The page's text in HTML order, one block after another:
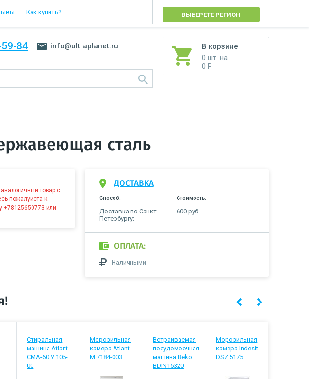
Как купить?
ВЫБЕРЕТЕ РЕГИОН
В корзине
0 шт. на
0 Р
84 info@ultraplanet.ru
сталь
товар с
пожалуйста к
или
ДОСТАВКА
Способ: Стоимость:
Доставка по Санкт-
Петербургу:
600 руб.
ОПЛАТА:
Наличными
Стиральная
машина Atlant
СМА-60 У 105-
00
Морозильная
камера Atlant
М 7184-003
Встраиваемая
посудомоечная
машина Beko
BDIN15320
Морозильная
камера Indesit
DSZ 5175